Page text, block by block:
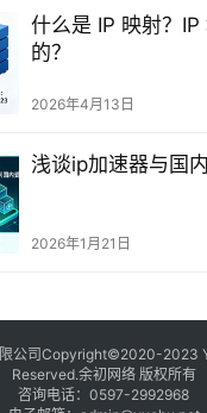
什么是 IP 映射？
的？
2026年4月13日
浅谈ip加速器与国
2026年1月21日
公司Copyright©2020-2023
Reserved.余初网络 版权所有
咨询电话： 0597-2992968